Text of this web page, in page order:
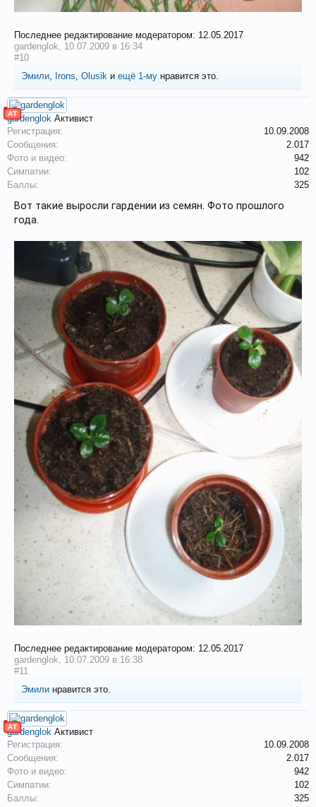
Последнее редактирование модератором: 12.05.2017
gardenglok, 10.07.2009 в 16:34
#10
Эмили, Irons, Olusik и ещё 1-му нравится это.
АТ
gardenglok Активист
Регистрация:
10.09.2008
Сообщения:
2.017
Фото и видео:
942
Симпатии:
102
Баллы:
325
Вот такие выросли гардении из семян. Фото прошлого
года.
Последнее редактирование модератором: 12.05.2017
gardenglok, 10.07.2009 в 16:38
#11
Эмили нравится это.
АТ
gardenglok Активист
Регистрация:
10.09.2008
Сообщения:
2.017
Фото и видео:
942
Симпатии:
102
Баллы:
325